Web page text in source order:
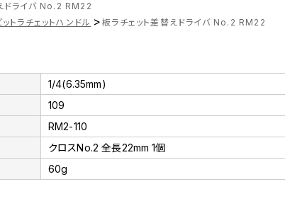
ドライバ No.2 RM22
ットラチェットハンドル > 板ラチェット差替えドライバ No.2 RM22
1/4(6.35mm)
109
RM2-110
クロスNo.2 全長22mm 1個
60g